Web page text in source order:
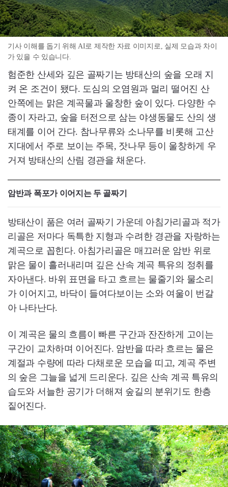
기사 이해를 돕기 위해 AI로 제작한 자료 이미지로, 실제 모습과 차이
가 있을 수 있습니다.
험준한 산세와 깊은 골짜기는 방태산의 숲을 오래 지
켜 온 조건이 됐다. 도심의 오염원과 멀리 떨어진 산
안쪽에는 맑은 계곡물과 울창한 숲이 있다. 다양한 수
종이 자라고, 숲을 터전으로 삼는 야생동물도 산의 생
태계를 이어 간다. 참나무류와 소나무를 비롯해 고산
지대에서 주로 보이는 주목, 잣나무 등이 울창하게 우
거져 방태산의 산림 경관을 채운다.
암반과 폭포가 이어지는 두 골짜기
방태산이 품은 여러 골짜기 가운데 아침가리골과 적가
리골은 저마다 독특한 지형과 수려한 경관을 자랑하는
계곡으로 꼽힌다. 아침가리골은 매끄러운 암반 위로
맑은 물이 흘러내리며 깊은 산속 계곡 특유의 정취를
자아낸다. 바위 표면을 타고 흐르는 물줄기와 물소리
가 이어지고, 바닥이 들여다보이는 소와 여울이 번갈
아 나타난다.
이 계곡은 물의 흐름이 빠른 구간과 잔잔하게 고이는
구간이 교차하며 이어진다. 암반을 따라 흐르는 물은
계절과 수량에 따라 다채로운 모습을 띠고, 계곡 주변
의 숲은 그늘을 넓게 드리운다. 깊은 산속 계곡 특유의
습도와 서늘한 공기가 더해져 숲길의 분위기도 한층
짙어진다.